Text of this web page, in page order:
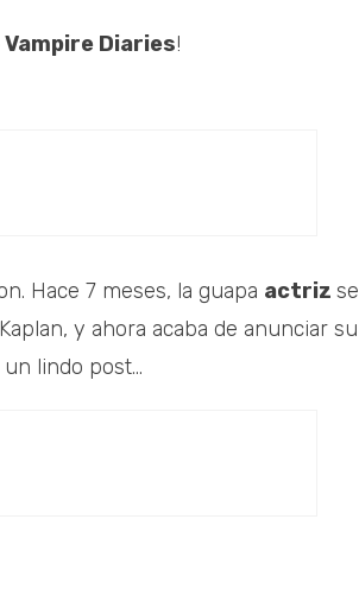
Vampire Diaries!
Hace 7 meses, la guapa actriz se
y ahora acaba de anunciar su
lindo post...